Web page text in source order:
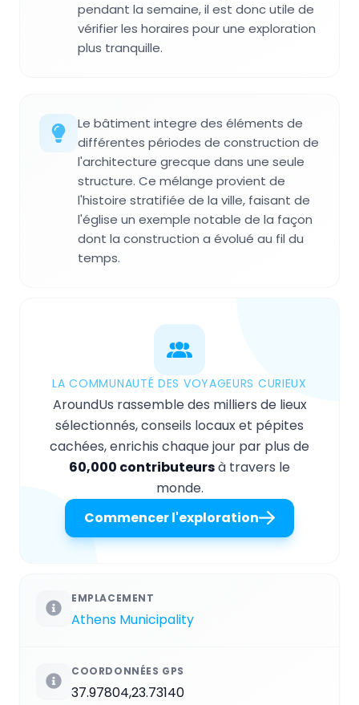
pendant la semaine, il est donc utile de
vérifier les horaires pour une exploration
plus tranquille.
Le bâtiment integre des éléments de
différentes périodes de construction de
l'architecture grecque dans une seule
structure. Ce mélange provient de
l'histoire stratifiée de la ville, faisant de
l'église un exemple notable de la façon
dont la construction a évolué au fil du
temps.
LA COMMUNAUTÉ DES VOYAGEURS CURIEUX
AroundUs rassemble des milliers de lieux
sélectionnés, conseils locaux et pépites
cachées, enrichis chaque jour par plus de
60,000 contributeursà travers le
monde.
Commencer l'exploration
EMPLACEMENT
Athens Municipality
COORDONNÉES GPS
37.97804,23.73140